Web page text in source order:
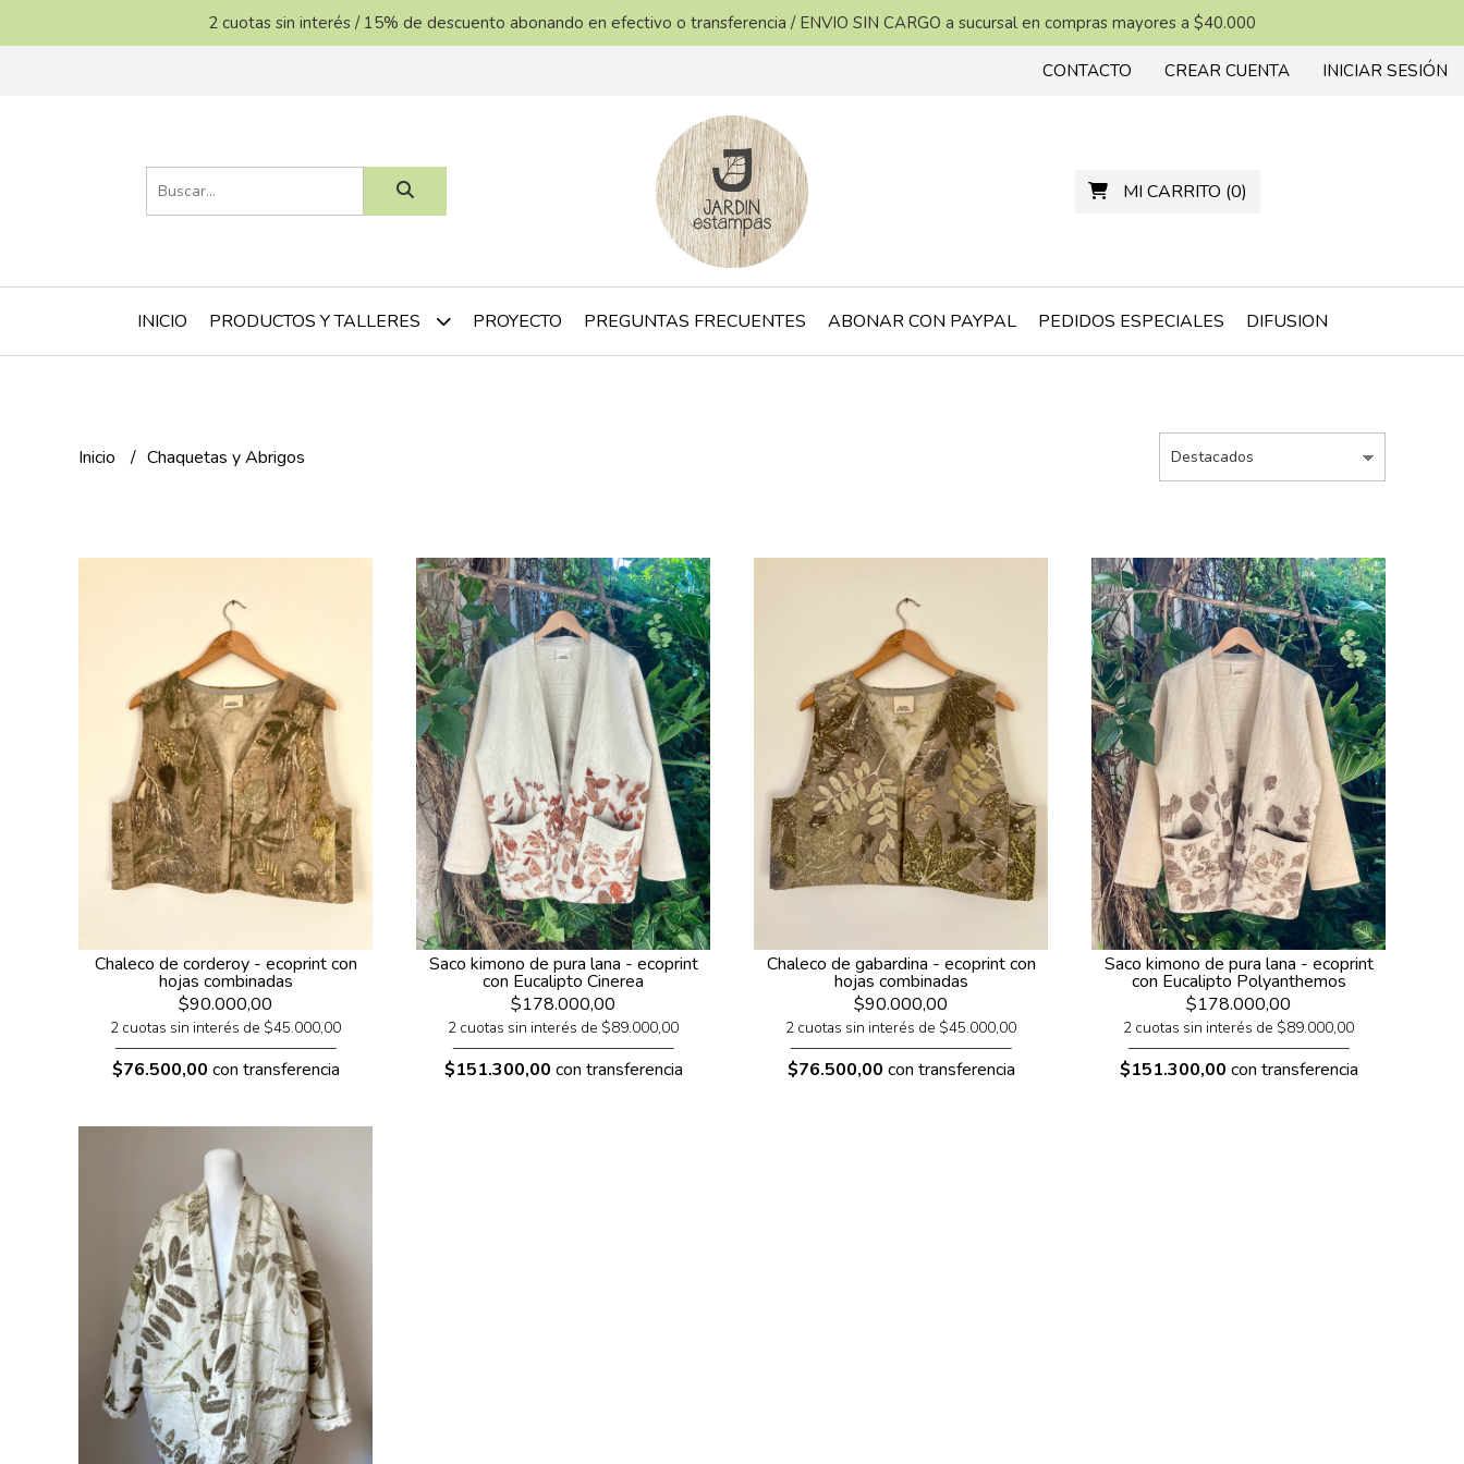
2 cuotas sin interés / 15% de descuento abonando en efectivo o transferencia / ENVIO SIN CARGO a sucursal en compras mayores a $40.000
CONTACTO CREAR CUENTA INICIAR SESIÓN
MI CARRITO (0)
INICIO PRODUCTOS Y TALLERES PROYECTO PREGUNTAS FRECUENTES ABONAR CON PAYPAL PEDIDOS ESPECIALES DIFUSION
Inicio Chaquetas y Abrigos
Chaleco de corderoy - ecoprint con
hojas combinadas
$90.000,00
2 cuotas sin interés de $45.000,00
$76.500,00 con transferencia
Saco kimono de pura lana - ecoprint
con Eucalipto Cinerea
$178.000,00
2 cuotas sin interés de $89.000,00
$151.300,00 con transferencia
Chaleco de gabardina - ecoprint con
hojas combinadas
$90.000,00
2 cuotas sin interés de $45.000,00
$76.500,00 con transferencia
Saco kimono de pura lana - ecoprint
con Eucalipto Polyanthemos
$178.000,00
2 cuotas sin interés de $89.000,00
$151.300,00 con transferencia